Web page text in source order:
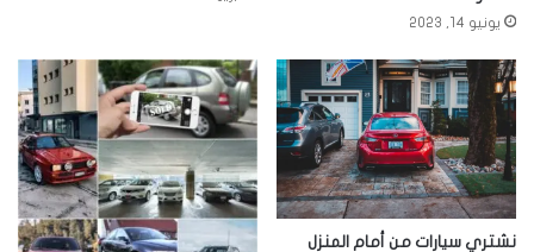
يونيو 14, 2023
نشتري سيارات من أمام المنزل